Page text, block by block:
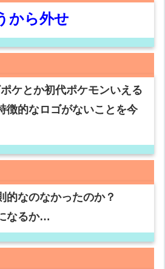
から外せ
ケとか初代ポケモンいえる
徴的なロゴがないことを今
的なのなかったのか？
なるか…